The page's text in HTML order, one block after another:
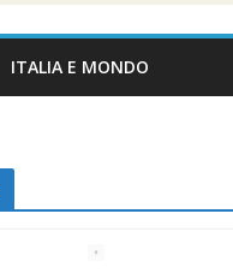
ITALIA E MONDO